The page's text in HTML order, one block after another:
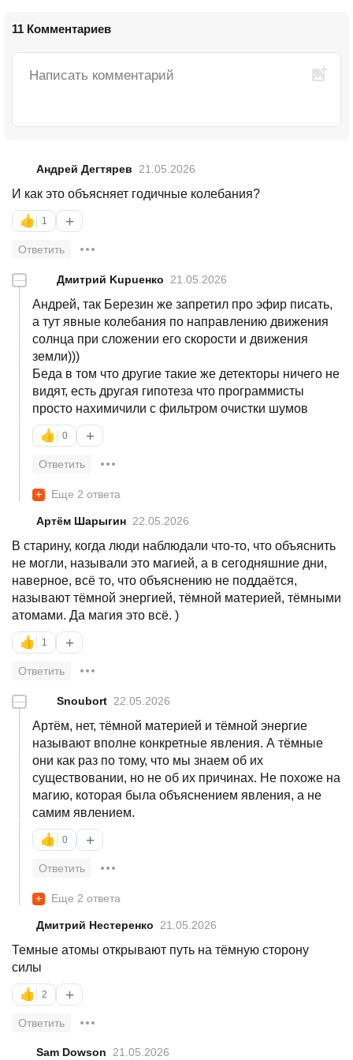
11 Комментариев
Андрей Дегтярев 21.05.2026
И как это объясняет годичные колебания?
👍 1 +
Ответить
— Дмитрий Kuрueнко 21.05.2026
Андрей, так Березин же запретил про эфир писать,
а тут явные колебания по направлению движения
солнца при сложении его скорости и движения
земли)))
Беда в том что другие такие же детекторы ничего не
видят, есть другая гипотеза что программисты
просто нахимичили с фильтром очистки шумов
👍 0 +
Ответить
+ Еще 2 ответа
Артём Шарыгин 22.05.2026
В старину, когда люди наблюдали что-то, что объяснить
не могли, называли это магией, а в сегодняшние дни,
наверное, всё то, что объяснению не поддаётся,
называют тёмной энергией, тёмной материей, тёмными
атомами. Да магия это всё. )
👍 1 +
Ответить
— Snoubort 22.05.2026
Артём, нет, тёмной материей и тёмной энергие
называют вполне конкретные явления. А тёмные
они как раз по тому, что мы знаем об их
существовании, но не об их причинах. Не похоже на
магию, которая была объяснением явления, а не
самим явлением.
👍 0 +
Ответить
+ Еще 2 ответа
Дмитрий Нестеренко 21.05.2026
Темные атомы открывают путь на тёмную сторону
силы
👍 2 +
Ответить
Sam Dowson 21.05.2026